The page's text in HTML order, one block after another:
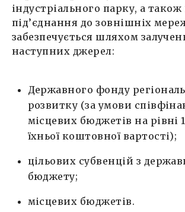
індустріального парку, а також
під’єднання до зовнішніх
забезпечується шляхом
наступних джерел:
Державного фонду
розвитку (за умови
місцевих бюджетів на рівні
їхньої коштовної вартості);
цільових субвенцій з
бюджету;
місцевих бюджетів.